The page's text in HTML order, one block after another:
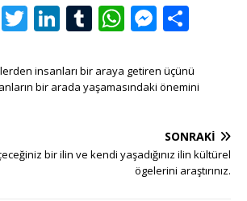
F T
it
te
Li
k
e
n
T
m
bl
W
at
s
p
p
M
ss
e
g
e
ar
e
insanları bir araya getiren üçünü
bir arada yaşamasındaki önemini
SONRAKI
bir ilin ve kendi yaşadığınız ilin kültürel
ögelerini araştırınız.